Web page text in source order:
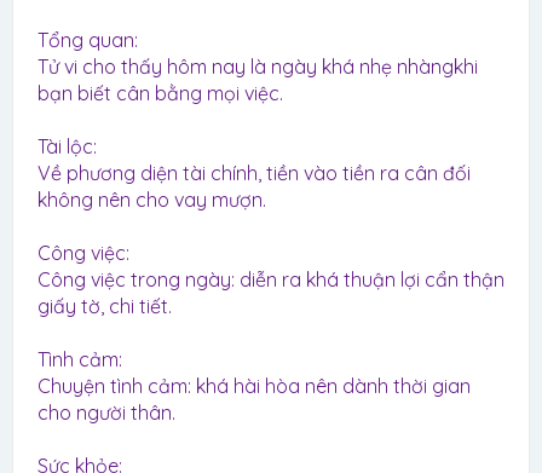
Tổng quan:
Tử vi cho thấy hôm nay là ngày khá nhẹ nhàngkhi
bạn biết cân bằng mọi việc.
Tài lộc:
Về phương diện tài chính, tiền vào tiền ra cân đối
không nên cho vay mượn.
Công việc:
Công việc trong ngày: diễn ra khá thuận lợi cẩn thận
giấy tờ, chi tiết.
Tình cảm:
Chuyện tình cảm: khá hài hòa nên dành thời gian
cho người thân.
Sức khỏe: